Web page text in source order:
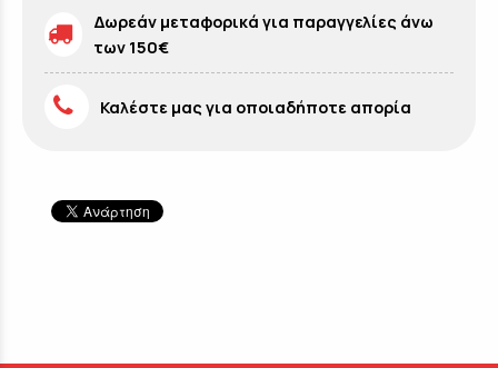
Δωρεάν μεταφορικά για παραγγελίες άνω
των 150€
Καλέστε μας για οποιαδήποτε απορία